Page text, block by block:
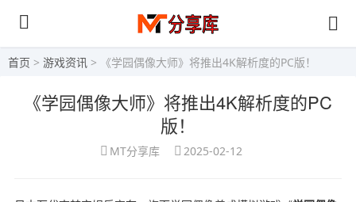
首页 > 游戏资讯 > 《学园偶像大师》将推出4K解析度的PC版！
《学园偶像大师》将推出4K解析度的PC
版！
MT分享库 2025-02-12